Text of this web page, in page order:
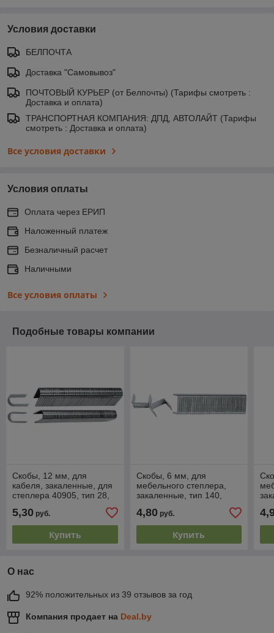
Условия доставки
БЕЛПОЧТА
Доставка "Самовывоз"
ПОЧТОВЫЙ КУРЬЕР (от Белпочты) (Тарифы смотреть :
Доставка и оплата)
ТРАНСПОРТНАЯ КОМПАНИЯ: ДПД, АВТОЛАЙТ (Тарифы
смотреть : Доставка и оплата)
Все условия доставки
Условия оплаты
Оплата через ЕРИП
Наложенный платеж
Безналичный расчет
Наличными
Все условия оплаты
Подобные товары компании
Скобы, 12 мм, для
кабеля, закаленные, для
степлера 40905, тип 28,
1000 шт MATRIX MASTER
5,30 руб.
Купить
Скобы, 6 мм, для
мебельного степлера,
закаленные, тип 140,
MASTER
4,80руб.
Купить
О нас
92% положительных из 39 отзывов за год
Компания продает на Deal.by